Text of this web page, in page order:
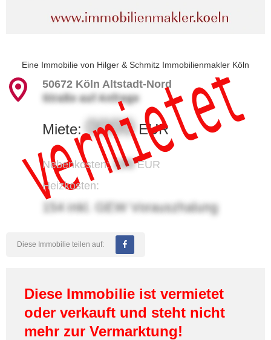
Eine Immobilie von Hilger & Schmitz Immobilienmakler Köln
vermietet
50672 Köln Altstadt-Nord
Straße auf Anfrage
Miete:0000EUR
Nebenkosten:100EUR
Heizkosten:
154 inkl. GEW Vorauszhalung
Diese Immobilie teilen auf:
Diese Immobilie ist vermietet
oder verkauft und steht nicht
mehr zur Vermarktung!